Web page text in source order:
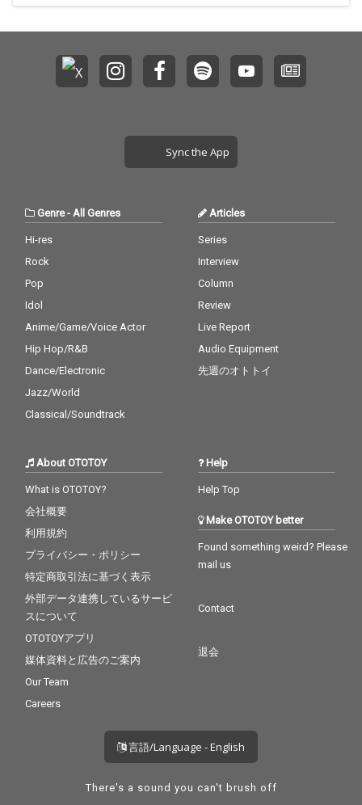
Sync the App
Genre-All Genres
Hi-res
Rock
Pop
Idol
Anime/Game/Voice Actor
Hip Hop/R&B
Dance/Electronic
Jazz/World
Classical/Soundtrack
Articles
Series
Interview
Column
Review
Live Report
Audio Equipment
先週のオトトイ
About OTOTOY
What is OTOTOY?
会社概要
利用規約
プライバシー・ポリシー
特定商取引法に基づく表示
外部データ連携しているサービ
スについて
OTOTOYアプリ
媒体資料と広告のご案内
Our Team
Careers
Help
Help Top
Make OTOTOY better
Found something weird? Please
mail us
Contact
退会
言語/Language - English
There's a sound you can't brush off